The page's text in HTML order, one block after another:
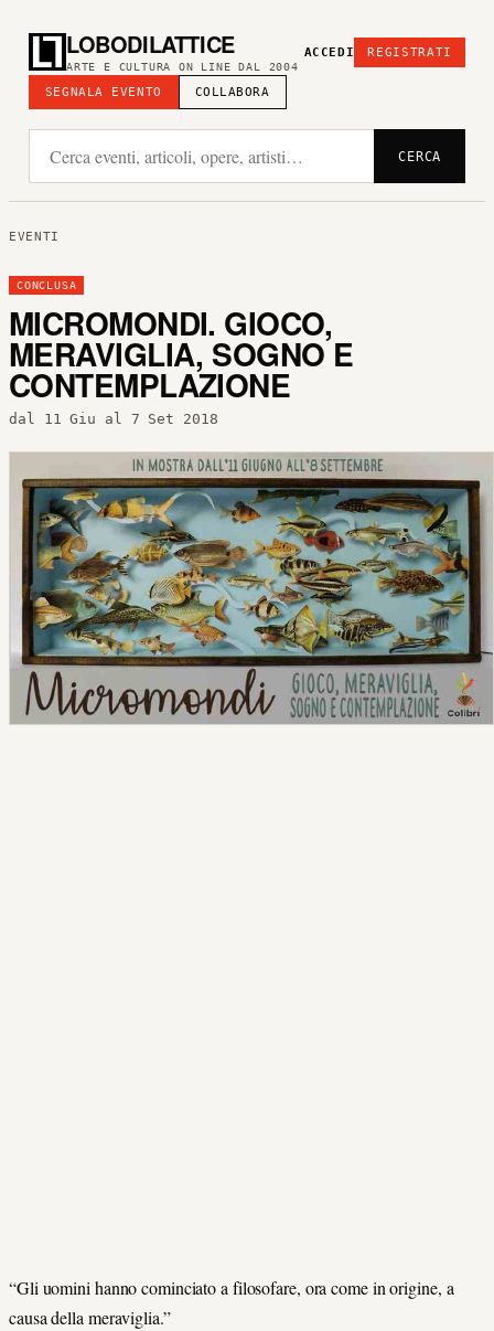
LOBODILATTICE
ARTE E CULTURA ON LINE DAL 2004
SEGNALA EVENTO COLLABORA
ACCEDI REGISTRATI
CERCA
EVENTI
CONCLUSA
MICROMONDI. GIOCO,
MERAVIGLIA, SOGNO E
CONTEMPLAZIONE
dal 11 Giu al 7 Set 2018
“Gli uomini hanno cominciato a filosofare, ora come in origine, a
causa della meraviglia.”